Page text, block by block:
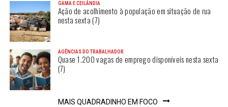
GAMA E CEILÂNDIA
Ação de acolhimento à população em situação de rua
nesta sexta (7)
AGÊNCIAS DO TRABALHADOR
Quase 1.200 vagas de emprego disponíveis nesta sexta
(7)
MAIS QUADRADINHO EM FOCO